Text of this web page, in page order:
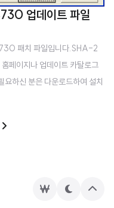
업데이트 파일
패치 파일입니다.SHA-2
페이지나 업데이트 카탈로그
요하신 분은 다운로드하여 설치
후
테
상